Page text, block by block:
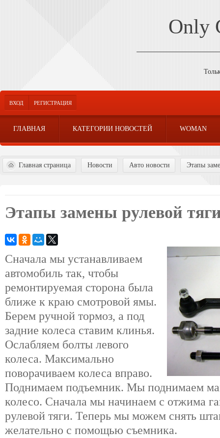
Only
ВХОД РЕГИСТРАЦИЯ
ГЛАВНАЯ КАТЕГОРИИ НОВОСТЕЙ WOMAN
Главная страница Новости Авто новости Этапы
Этапы замены рулевой
Сначала мы устанавливаем
автомобиль так, чтобы
ремонтируемая сторона была
ближе к краю смотровой ямы.
Берем ручной тормоз, а под
задние колеса ставим клинья.
Ослабляем болты левого
колеса. Максимально
поворачиваем колеса вправо.
Поднимаем подъемник. Мы поднимаем
колесо. Сначала мы начинаем с отжима
рулевой тяги. Теперь мы можем снять
желательно с помощью съемника.